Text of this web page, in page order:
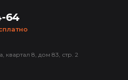
64
квартал 8, дом 83, стр. 2